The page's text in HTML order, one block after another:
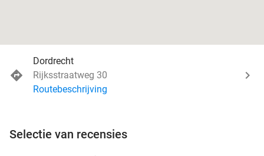
Dordrecht
Rijksstraatweg 30
Routebeschrijving
Selectie van recensies